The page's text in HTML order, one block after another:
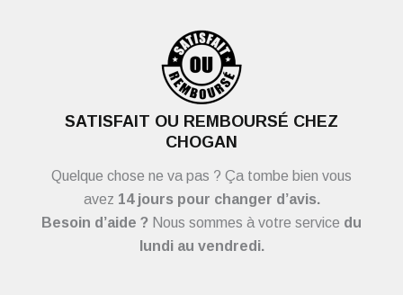
SATISFAIT OU REMBOURSÉ CHEZ
CHOGAN
Quelque chose ne va pas ? Ça tombe bien vous
avez 14 jours pour changer d’avis.
Besoin d’aide ? Nous sommes à votre service du
lundi au vendredi.